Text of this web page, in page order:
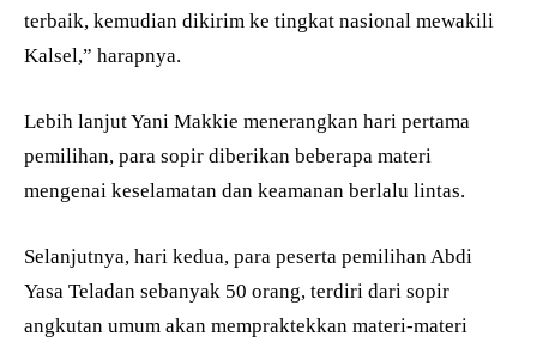
terbaik, kemudian dikirim ke tingkat nasional mewakili
Kalsel,” harapnya.
Lebih lanjut Yani Makkie menerangkan hari pertama
pemilihan, para sopir diberikan beberapa materi
mengenai keselamatan dan keamanan berlalu lintas.
Selanjutnya, hari kedua, para peserta pemilihan Abdi
Yasa Teladan sebanyak 50 orang, terdiri dari sopir
angkutan umum akan mempraktekkan materi-materi